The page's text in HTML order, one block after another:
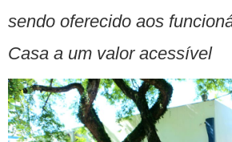
sendo oferecido aos
Casa a um valor acessível